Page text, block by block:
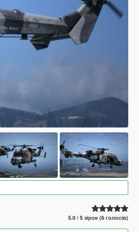
5.0 / 5 зірок (6 голосів)